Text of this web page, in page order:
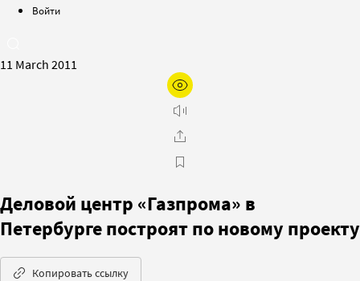
Войти
11 March 2011
Деловой центр «Газпрома» в
Петербурге построят по новому проекту
Копировать ссылку